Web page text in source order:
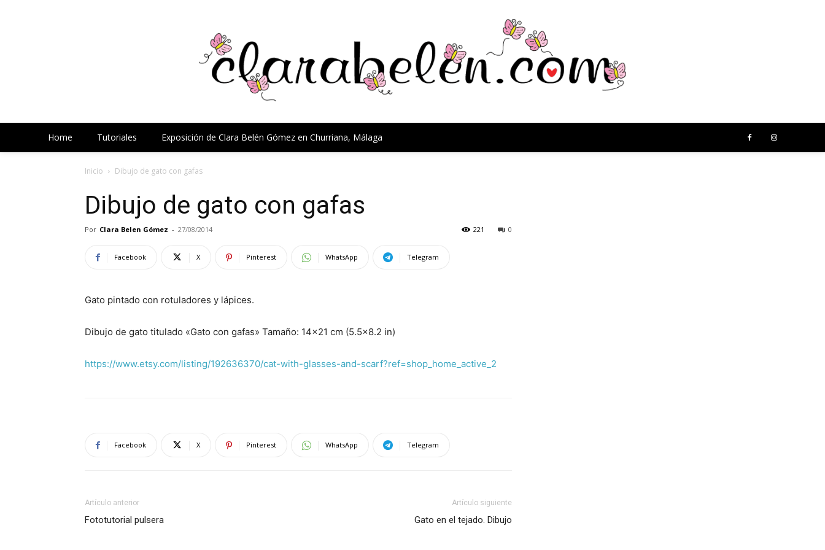
Home Tutoriales Exposición de Clara Belén Gómez en Churriana, Málaga
Inicio Dibujo de gato con gafas
Dibujo de gato con gafas
Por Clara Belen Gómez - 27/08/2014 0
221
Facebook X Pinterest WhatsApp Telegram
Gato pintado con rotuladores y lápices.
Dibujo de gato titulado «Gato con gafas» Tamaño: 14×21 cm (5.5×8.2 in)
https://www.etsy.com/listing/192636370/cat-with-glasses-and-scarf?ref=shop_home_active_2
Facebook X Pinterest WhatsApp Telegram
Artículo anterior
Fototutorial pulsera
Artículo siguiente
Gato en el tejado. Dibujo